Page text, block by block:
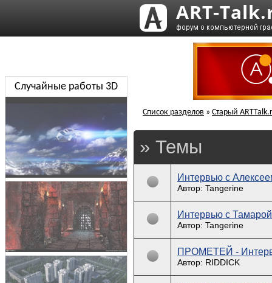
Список разделов » Старый
» Темы
Интервью с
Автор: Tangerine
Интервью с
Автор: Tangerine
ПРОМЕТЕЙ -
Автор: RIDDICK
Случайные работы 3D